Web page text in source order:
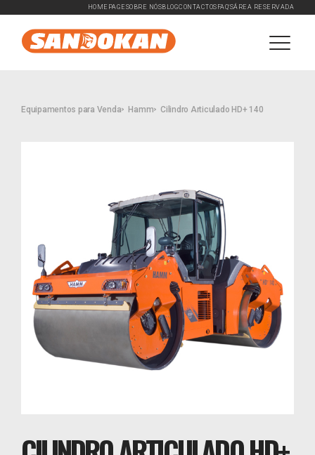
HOMEPAGE SOBRE NÓSBLOGCONTACTOS FAQ'SÁREA RESERVADA
Equipamentos para Venda Hamm Cilindro Articulado HD+ 140